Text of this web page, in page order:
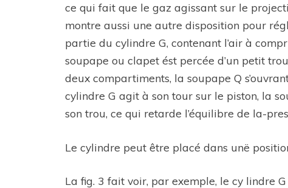
ce qui fait que le gaz agissant sur le
montre aussi une autre disposition pour
partie du cylindre G, contenant l’air à
soupape ou clapet ést percée d’un petit
deux compartiments, la soupape Q
cylindre G agit à son tour sur le piston, la
son trou, ce qui retarde l’équilibre de la-
Le cylindre peut être placé dans unë
La fig. 3 fait voir, par exemple, le cy lindre